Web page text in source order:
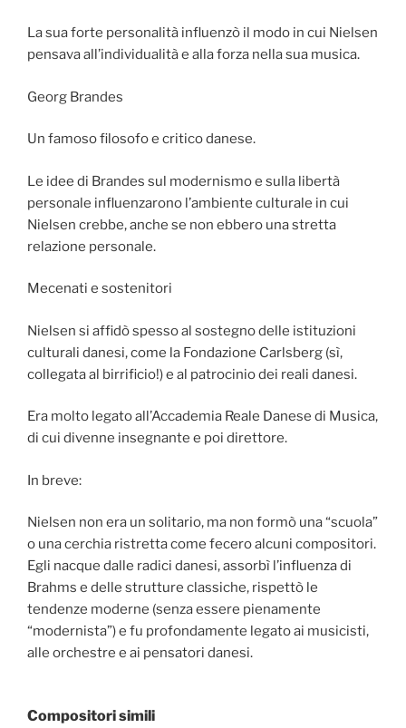
La sua forte personalità influenzò il modo in cui Nielsen
pensava all’individualità e alla forza nella sua musica.
Georg Brandes
Un famoso filosofo e critico danese.
Le idee di Brandes sul modernismo e sulla libertà
personale influenzarono l’ambiente culturale in cui
Nielsen crebbe, anche se non ebbero una stretta
relazione personale.
Mecenati e sostenitori
Nielsen si affidò spesso al sostegno delle istituzioni
culturali danesi, come la Fondazione Carlsberg (sì,
collegata al birrificio!) e al patrocinio dei reali danesi.
Era molto legato all’Accademia Reale Danese di Musica,
di cui divenne insegnante e poi direttore.
In breve:
Nielsen non era un solitario, ma non formò una “scuola”
o una cerchia ristretta come fecero alcuni compositori.
Egli nacque dalle radici danesi, assorbì l’influenza di
Brahms e delle strutture classiche, rispettò le
tendenze moderne (senza essere pienamente
“modernista”) e fu profondamente legato ai musicisti,
alle orchestre e ai pensatori danesi.
Compositori simili